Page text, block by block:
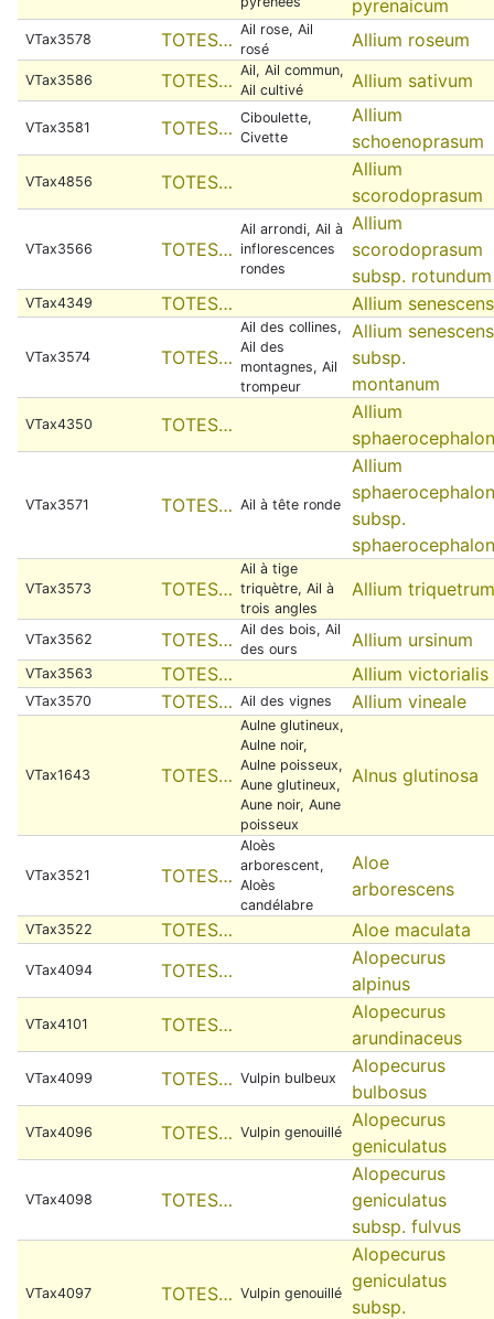
pyrenaicum
VTax3578 TOTES… Ail rose, Ail
rosé
Allium roseum
VTax3586 TOTES… Ail, Ail commun,
Ail cultivé
Allium sativum
VTax3581 TOTES… Ciboulette,
Civette
Allium
schoenoprasum
VTax4856 TOTES…
Allium
scorodoprasum
VTax3566 TOTES…
Ail arrondi, Ail à
inflorescences
rondes
Allium
scorodoprasum
subsp. rotundum
VTax4349 TOTES… Allium senescens
VTax3574 TOTES…
Ail des collines,
Ail des
montagnes, Ail
trompeur
Allium senescens
subsp.
montanum
VTax4350 TOTES…
Allium
sphaerocephalon
VTax3571 TOTES… Ail à tête ronde
Allium
sphaerocephalon
subsp.
sphaerocephalon
VTax3573 TOTES…
Ail à tige
triquètre, Ail à
trois angles
Allium triquetrum
VTax3562 TOTES… Ail des bois, Ail
des ours
Allium ursinum
VTax3563 TOTES… Allium victorialis
VTax3570 TOTES… Ail des vignes Allium vineale
VTax1643 TOTES…
Aulne glutineux,
Aulne noir,
Aulne poisseux,
Aune glutineux,
Aune noir, Aune
poisseux
Alnus glutinosa
VTax3521 TOTES…
Aloès
arborescent,
Aloès
candélabre
Aloe
arborescens
VTax3522 TOTES… Aloe maculata
VTax4094 TOTES…
Alopecurus
alpinus
VTax4101 TOTES…
Alopecurus
arundinaceus
VTax4099 TOTES… Vulpin bulbeux
Alopecurus
bulbosus
VTax4096 TOTES… Vulpin genouillé
Alopecurus
geniculatus
VTax4098 TOTES…
Alopecurus
geniculatus
subsp. fulvus
VTax4097 TOTES… Vulpin genouillé
Alopecurus
geniculatus
subsp.